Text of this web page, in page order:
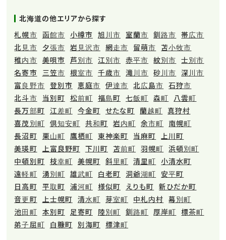
北海道の他エリアから探す
札幌市
函館市 小樽市 旭川市 室蘭市 釧路市
帯広市
北見市
夕張市 岩見沢市 網走市 留萌市
苫小牧市
稚内市
美唄市 芦別市 江別市 赤平市 紋別市
士別市
名寄市
三笠市 根室市 千歳市 滝川市 砂川市
深川市
富良野市
登別市 恵庭市 伊達市 北広島市
石狩市
北斗市
当別町 松前町 福島町 七飯町 森町
八雲町
長万部町
江差町 今金町 せたな町 蘭越町
真狩村
喜茂別町
倶知安町 共和町 岩内町 余市町
南幌町
長沼町
栗山町 鷹栖町 東神楽町 当麻町
上川町
美瑛町
上富良野町 下川町 苫前町 羽幌町
浜頓別町
中頓別町
枝幸町 美幌町 斜里町 清里町
小清水町
遠軽町
湧別町 雄武町 白老町 洞爺湖町
安平町
日高町
平取町 浦河町 様似町 えりも町
新ひだか町
音更町
上士幌町 清水町 芽室町 中札内村
幕別町
池田町
本別町 足寄町 陸別町 釧路町 厚岸町
標茶町
弟子屈町
白糠町 別海町 標津町